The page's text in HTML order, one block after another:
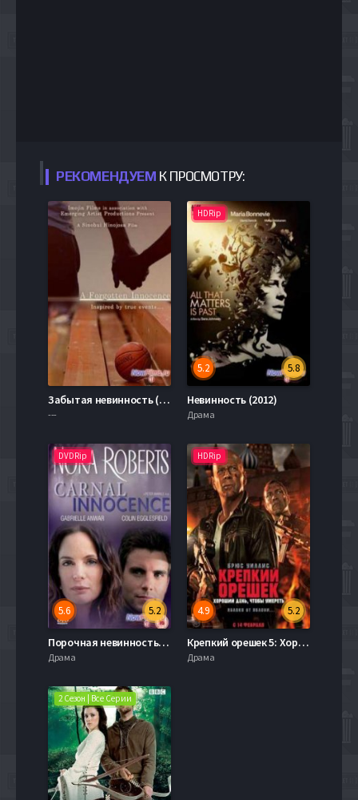
РЕКОМЕНДУЕМ К ПРОСМОТРУ:
Забытая невинность (2014)
---
HDRip
5.8
5.2
Невинность (2012)
Драма
DVDRip
5.2
5.6
Порочная невинность (2011)
Драма
HDRip
5.2
4.9
Крепкий орешек 5: Хороший день, чтобы умереть (2013)
Драма
2 Сезон | Все Серии